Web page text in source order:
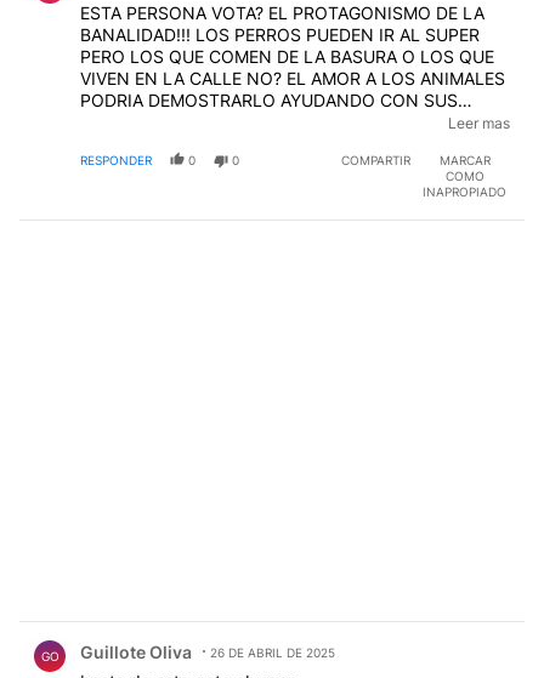
ESTA PERSONA VOTA? EL PROTAGONISMO DE LA
BANALIDAD!!! LOS PERROS PUEDEN IR AL SUPER
PERO LOS QUE COMEN DE LA BASURA O LOS QUE
VIVEN EN LA CALLE NO? EL AMOR A LOS ANIMALES
PODRIA DEMOSTRARLO AYUDANDO CON SUS
MILLONES US$ € A ALGUN "SHEL TER" QUE RECOGE
JA SE OLVIDA QUE ES ARGENTINA
Leer mas
RESPONDER 0 0 COMPARTIR
MARCAR
COMO
INAPROPIADO
GO Guillote Oliva 26 DE ABRIL DE 2025